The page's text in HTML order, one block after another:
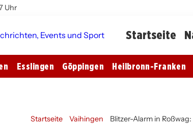
Uhr
Startseite
Esslingen Göppingen Heilbronn-Franken
Startseite Vaihingen Blitzer-Alarm in